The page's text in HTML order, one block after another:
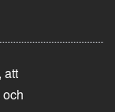
att